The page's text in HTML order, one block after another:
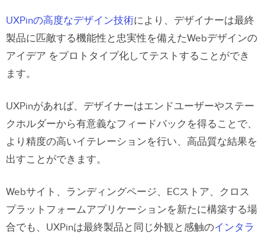
UXPinの高度なデザイン技術により、デザイナーは最終
製品に匹敵する機能性と忠実性を備えたWebデザインの
アイデア をプロトタイプ化してテストすることができ
ます。
UXPinがあれば、デザイナーはエンドユーザーやステー
クホルダーから有意義なフィードバックを得ることで、
より精度の高いイテレーションを行い、高品質な結果を
出すことができます。
Webサイト、ランディングページ、ECストア、クロス
プラットフォームアプリケーションを新たに構築する場
合でも、UXPinは最終製品と同じ外観と感触のインタラ